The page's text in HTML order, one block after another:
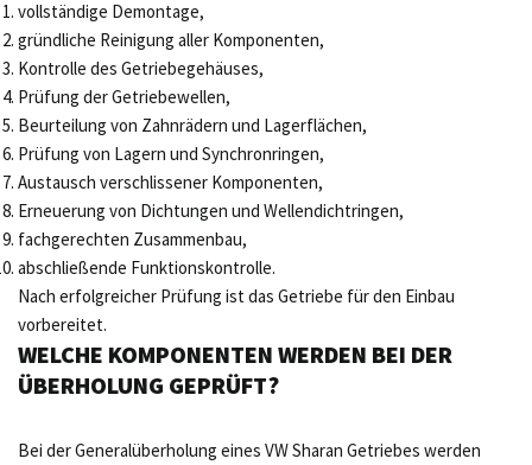
vollständige Demontage,
gründliche Reinigung aller Komponenten,
Kontrolle des Getriebegehäuses,
Prüfung der Getriebewellen,
Beurteilung von Zahnrädern und Lagerflächen,
Prüfung von Lagern und Synchronringen,
Austausch verschlissener Komponenten,
Erneuerung von Dichtungen und Wellendichtringen,
fachgerechten Zusammenbau,
abschließende Funktionskontrolle.
Nach erfolgreicher Prüfung ist das Getriebe für den Einbau
vorbereitet.
WELCHE KOMPONENTEN WERDEN BEI DER
ÜBERHOLUNG GEPRÜFT?
Bei der Generalüberholung eines VW Sharan Getriebes werden